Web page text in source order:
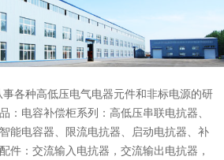
事各种高低压电气电器元件和非标电源的研
：电容补偿柜系列：高低压串联电抗器、
能电容器、限流电抗器、启动电抗器、补
件：交流输入电抗器，交流输出电抗器，